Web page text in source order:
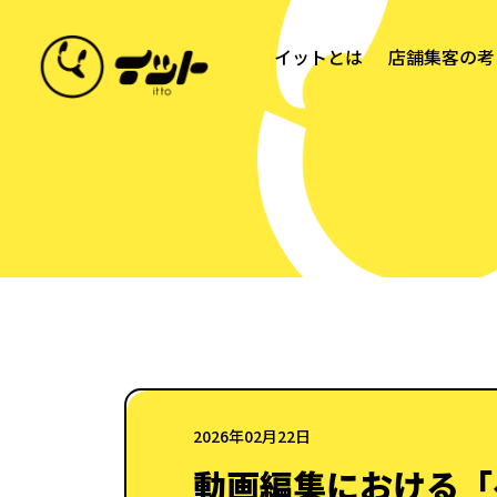
イットとは 店舗集客の
動画編集における
2026年02月22日